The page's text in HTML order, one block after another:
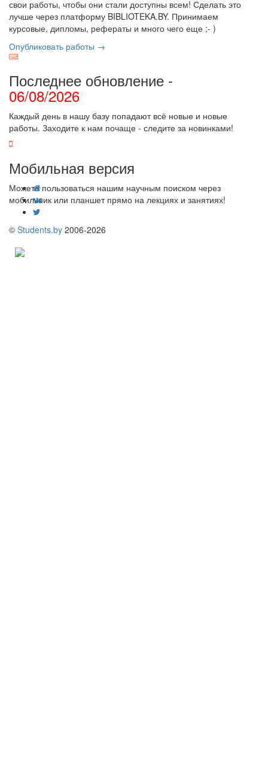
свои работы, чтобы они стали доступны всем! Сделать это
лучше через платформу BIBLIOTEKA.BY. Принимаем
курсовые, дипломы, рефераты и много чего еще ;- )
Опубликовать работы →
Последнее обновление -
06/08/2026
Каждый день в нашу базу попадают всё новые и новые
работы. Заходите к нам почаще - следите за новинками!
Мобильная версия
Можете пользоваться нашим научным поиском через
мобильник или планшет прямо на лекциях и занятиях!
© Students.by 2006-2026